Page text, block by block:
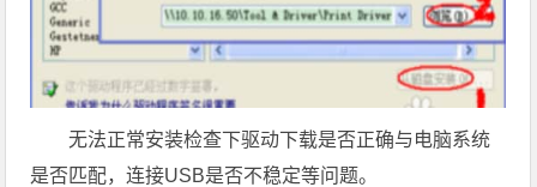
无法正常安装检查下驱动下载是否正确与电脑系统
是否匹配，连接USB是否不稳定等问题。